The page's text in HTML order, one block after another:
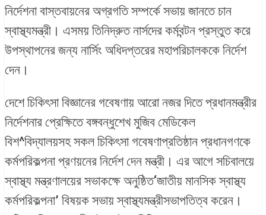
নির্দেশনা বাস্তবায়নের অগ্রগতি সম্পর্কে সভায় জানতে চান
স্বাস্থ্যমন্ত্রী। এসময় তিনিদ্রুত নার্সদের কর্মবন্টন প্রস্তুত করে
উপস্থাপনের জন্য নার্সিং অধিদপ্তরের মহাপরিচালককে নির্দেশ
দেন।
দেশে চিকিৎসা বিজ্ঞানের গবেষণায় আরো নজর দিতে প্রধানমন্ত্রীর
নির্দেশনার প্রেক্ষিতে বঙ্গবন্ধুশেখ মুজিব মেডিকেল
বিশ^বিদ্যালয়সহ সকল চিকিৎসা গবেষণাপ্রতিষ্ঠান প্রধানগণকে
কর্মপরিকল্পনা প্রণয়নের নির্দেশ দেন মন্ত্রী। এর আগে সচিবালয়ে
স্বাস্থ্য মন্ত্রণালয়ের সভাকক্ষে অনুষ্ঠিত‘জাতীয় মানসিক স্বাস্থ্য
কর্মপরিকল্পনা’ বিষয়ক সভায় স্বাস্থ্যমন্ত্রীসভাপতিত্ব করেন।